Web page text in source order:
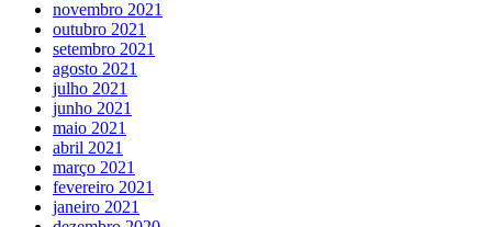
novembro 2021
outubro 2021
setembro 2021
agosto 2021
julho 2021
junho 2021
maio 2021
abril 2021
março 2021
fevereiro 2021
janeiro 2021